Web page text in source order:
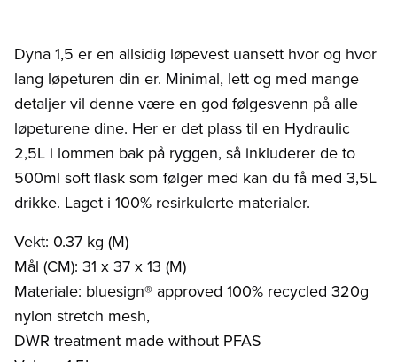
Dyna 1,5 er en allsidig løpevest uansett hvor og hvor
lang løpeturen din er. Minimal, lett og med mange
detaljer vil denne være en god følgesvenn på alle
løpeturene dine. Her er det plass til en Hydraulic
2,5L i lommen bak på ryggen, så inkluderer de to
500ml soft flask som følger med kan du få med 3,5L
drikke. Laget i 100% resirkulerte materialer.
Vekt: 0.37 kg (M)
Mål (CM): 31 x 37 x 13 (M)
Materiale: bluesign® approved 100% recycled 320g
nylon stretch mesh,
DWR treatment made without PFAS